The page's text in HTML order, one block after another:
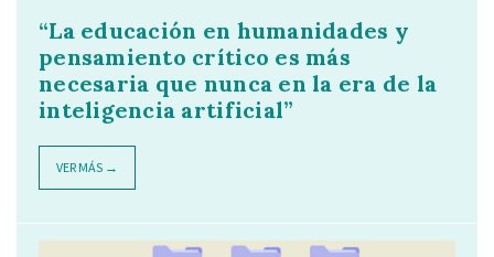
“La educación en humanidades y
pensamiento crítico es más
necesaria que nunca en la era de la
inteligencia artificial”
VER MÁS →